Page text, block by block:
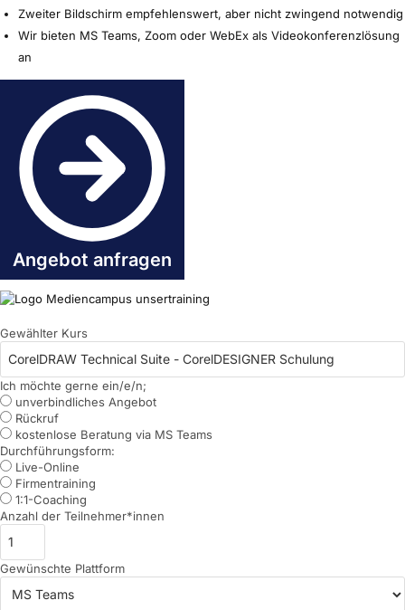
Zweiter Bildschirm empfehlenswert, aber nicht zwingend notwendig
Wir bieten MS Teams, Zoom oder WebEx als Videokonferenzlösung
an
Angebot anfragen
Gewählter Kurs
Ich möchte gerne ein/e/n;
unverbindliches Angebot
Rückruf
kostenlose Beratung via MS Teams
Durchführungsform:
Live-Online
Firmentraining
1:1-Coaching
Anzahl der Teilnehmer*innen
Gewünschte Plattform